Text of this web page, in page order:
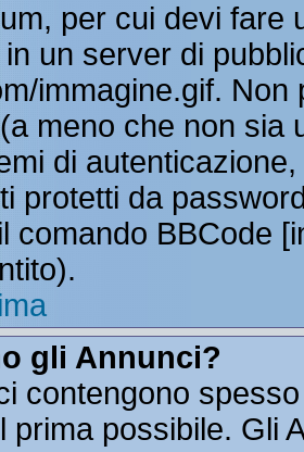
per cui devi fare
un server di
immagine.gif.
meno che non sia
di
protetti da
comando BBCode
gli Annunci?
contengono
prima possibile. Gli